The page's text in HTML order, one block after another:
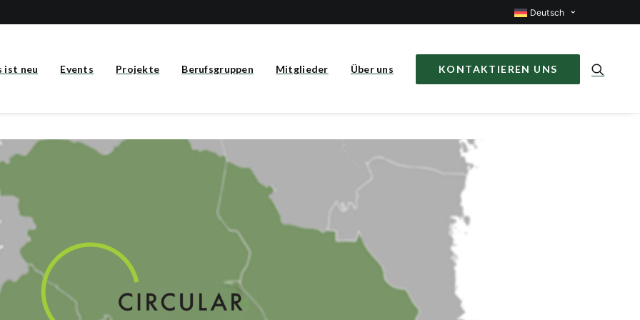
Deutsch
ist neu Events Projekte Berufsgruppen Mitglieder Über uns KONTAKTIEREN UNS